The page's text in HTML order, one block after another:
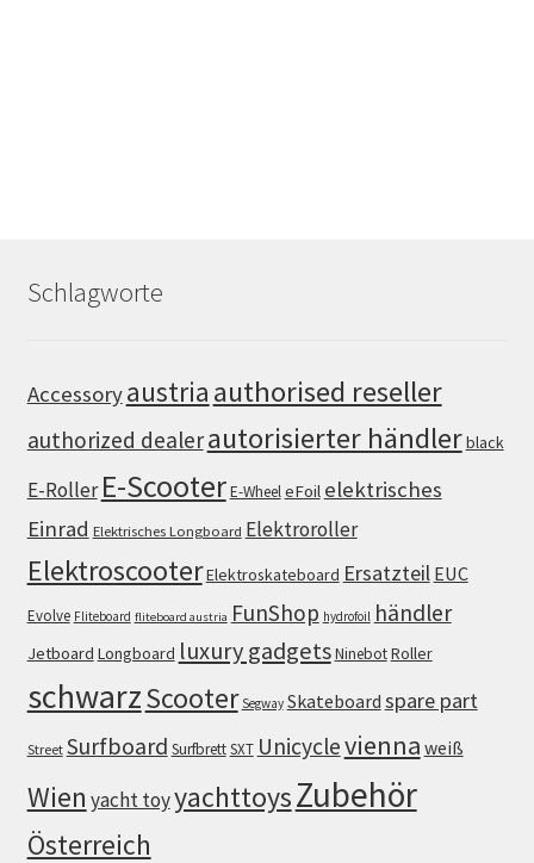
Schlagworte
Accessoryaustria authorised reseller
authorized dealerautorisierter händlerblack
E-Roller E-ScooterE-WheeleFoil elektrisches
Einrad Elektrisches Longboard Elektroroller
ElektroscooterElektroskateboard Ersatzteil EUC
Evolve Fliteboard fliteboard austria FunShop hydrofoil händler
Jetboard Longboard luxury gadgetsNinebotRoller
schwarzScooter Segway Skateboard spare part
Street Surfboard SurfbrettSXT Unicyclevienna weiß
Wien yacht toyyachttoysZubehör
Österreich